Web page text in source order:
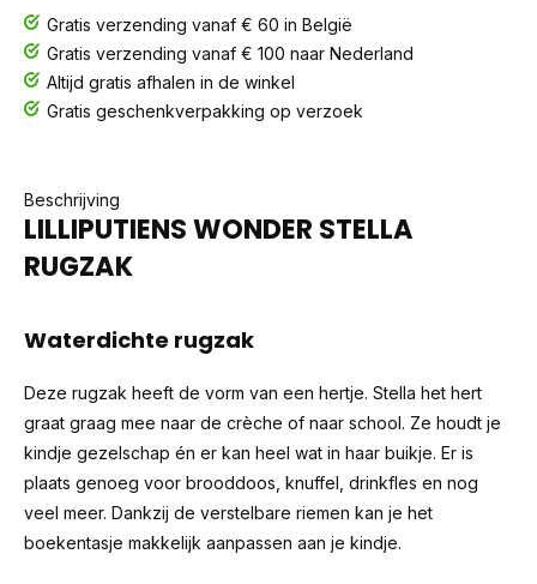
Gratis verzending vanaf € 60 in België
Gratis verzending vanaf € 100 naar Nederland
Altijd gratis afhalen in de winkel
Gratis geschenkverpakking op verzoek
Beschrijving
LILLIPUTIENS WONDER STELLA
RUGZAK
Waterdichte rugzak
Deze rugzak heeft de vorm van een hertje. Stella het hert
graat graag mee naar de crèche of naar school. Ze houdt je
kindje gezelschap én er kan heel wat in haar buikje. Er is
plaats genoeg voor brooddoos, knuffel, drinkfles en nog
veel meer. Dankzij de verstelbare riemen kan je het
boekentasje makkelijk aanpassen aan je kindje.